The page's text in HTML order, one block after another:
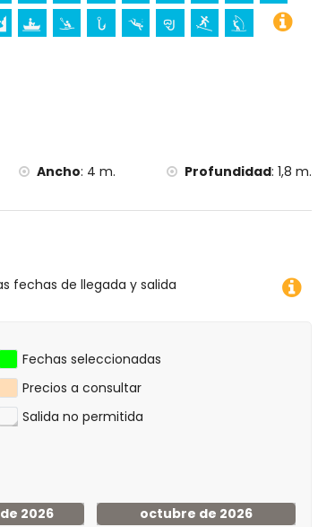
windsurf (a menos de 5 kilómetros de la casa)
Ancho: 4 m. Profundidad: 1,8 m.
fechas de llegada y salida
Fechas seleccionadas
Precios a consultar
Salida no permitida
2026
octubre de 2026